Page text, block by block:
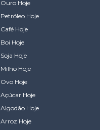
Ouro Hoje
Petróleo Hoje
Café Hoje
Boi Hoje
Soja Hoje
Milho Hoje
Ovo Hoje
Açúcar Hoje
Algodão Hoje
Arroz Hoje